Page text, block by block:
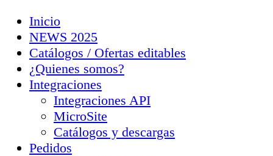
Inicio
NEWS 2025
Catálogos / Ofertas editables
¿Quienes somos?
Integraciones
Integraciones API
MicroSite
Catálogos y descargas
Pedidos